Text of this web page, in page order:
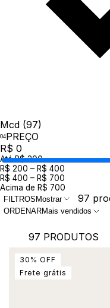
Mcd (97)
PREÇO
R$ 0
Até R$ 200
R$ 200 – R$ 400
R$ 400 – R$ 700
Acima de R$ 700
FILTROS Mostrar 97
ORDENARMais vendidos
97 PRODUTOS
30 % OFF
Frete grátis